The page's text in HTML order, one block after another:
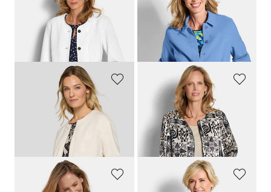
Edler Blazer in Bouclé-Optik
89,95 €139,95 €
30-Tage-Bestpreis**: 99,95 €
GOLDNER
Jacke im Blouson-Stil
129,95 €
30-Tage-Bestpreis**: 79,95 € (-12%)
119,99 €
30-Tage-Bestpreis**: 84,00 € (-35%)
Edler Blouson aus Viskose-Satin
69,95 €129,95 €
30-Tage-Bestpreis**: 89,95 € (-22%)